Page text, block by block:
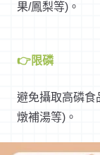
果/鳳梨等)。
👉限磷
避免攝取高磷食
燉補湯等)。